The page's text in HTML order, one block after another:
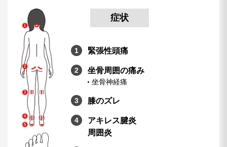
症状
緊張性頭痛
坐骨周囲の痛み
坐骨神経痛
膝のズレ
アキレス腱炎
周囲炎